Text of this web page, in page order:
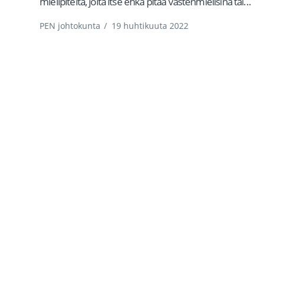
PEN johtokunta / 19 huhtikuuta 2022